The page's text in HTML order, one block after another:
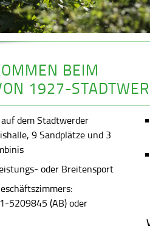
BEIM
1927-
dem Stadtwerder
9 Sandplätze und 3
oder Breitensport
5209845 (AB) oder